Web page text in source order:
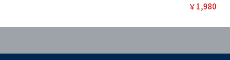
￥1,980